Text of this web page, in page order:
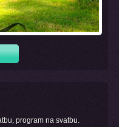
program na svatbu.